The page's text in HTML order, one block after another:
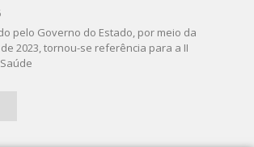
pelo Governo do Estado, por meio da
2023, tornou-se referência para a II